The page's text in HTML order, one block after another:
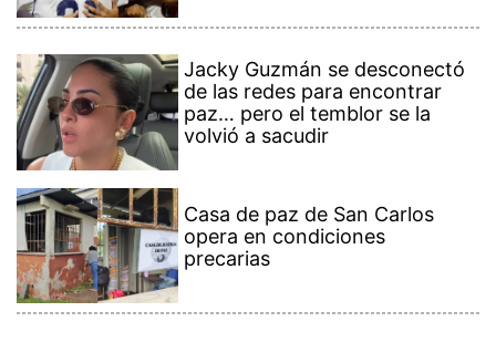
Jacky Guzmán se desconectó
de las redes para encontrar
paz… pero el temblor se la
volvió a sacudir
Casa de paz de San Carlos
opera en condiciones
precarias